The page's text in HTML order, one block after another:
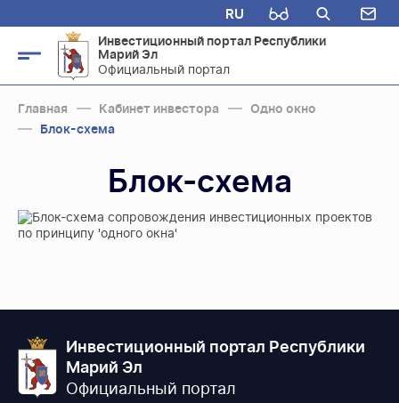
Инвестиционный портал Республики
Марий Эл
Официальный портал
RU
Главная Кабинет инвестора
Одно окно
Блок-схема
Блок-схема
Инвестиционный портал Республики
Марий Эл
Официальный портал